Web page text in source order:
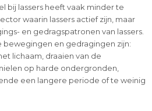
bij lassers heeft vaak minder te
waarin lassers actief zijn, maar
en gedragspatronen van lassers.
bewegingen en gedragingen zijn:
lichaam, draaien van de
op harde ondergronden,
een langere periode of te weinig